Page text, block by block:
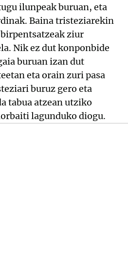
ilunpeak buruan, eta
Baina tristeziarekin
ziur
Nik ez dut konponbide
buruan izan dut
eta orain zuri pasa
buruz gero eta
tabua atzean utziko
lagunduko diogu.